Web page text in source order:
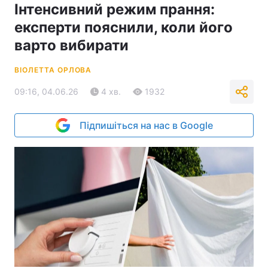
Інтенсивний режим прання:
експерти пояснили, коли його
варто вибирати
ВІОЛЕТТА ОРЛОВА
09:16, 04.06.26 4 хв. 1932
Підпишіться на нас в Google